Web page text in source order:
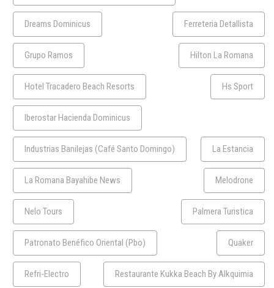
Dreams Dominicus Ferreteria Detallista
Grupo Ramos Hilton La Romana
Hotel Tracadero Beach Resorts Hs Sport
Iberostar Hacienda Dominicus
Industrias Banilejas (Café Santo Domingo) La Estancia
La Romana Bayahibe News Melodrone
Nelo Tours Palmera Turistica
Patronato Benéfico Oriental (Pbo) Quaker
Refri-Electro Restaurante Kukka Beach By Alkquimia